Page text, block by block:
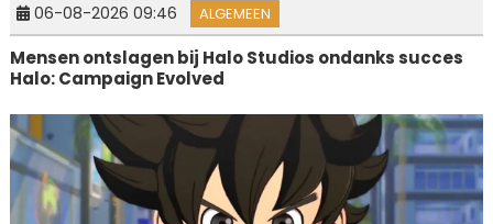
06-08-2026 09:46 ALGEMEEN
Mensen ontslagen bij Halo Studios ondanks succes
Halo: Campaign Evolved